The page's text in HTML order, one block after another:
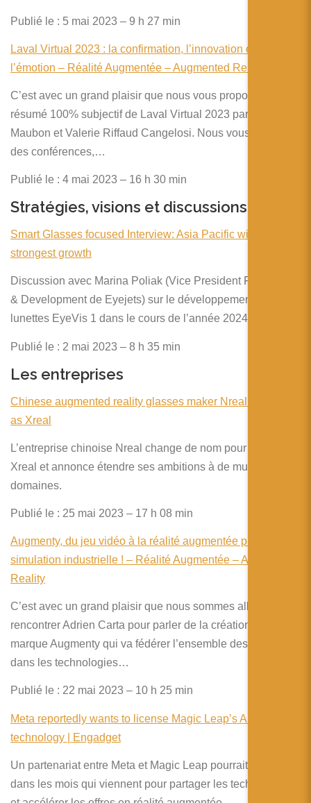
Publié le : 5 mai 2023 – 9 h 27 min
Laval Virtual 2023 : la confirmation, l’innovation et
l’émotion – Réalité Augmentée – Augmented Reality
C’est avec un grand plaisir que nous vous proposons un
résumé 100% subjectif de Laval Virtual 2023 par Grégory
Maubon et Valerie Riffaud Cangelosi. Nous vous y parlons
des conférences,…
Publié le : 4 mai 2023 – 16 h 30 min
Stratégies, visions et discussions
Smart Glasses focused Interview: Asia Pacific with
strongest growth
Discussion avec Marina Poliak (Vice President Research
& Development de Eyejets) sur le développement des
lunettes EyeVis 1 dans le cours de l’année 2024.
Publié le : 2 mai 2023 – 8 h 35 min
Les entreprises
Chinese augmented reality glasses maker Nreal rebrands
as Xreal
L’entreprise chinoise Nreal change de nom pour devenir
Xreal et annonce étendre ses ambitions à de multiples
domaines.
Publié le : 25 mai 2023 – 17 h 08 min
Augmenty, du jeu vidéo à la réalité augmentée puis à la
simulation industrielle ! – Réalité Augmentée – Augmented
Reality
C’est avec un grand plaisir que nous sommes allez
rencontrer Adrien Carta pour parler de la création de la
marque Augmenty qui va fédérer l’ensemble des activités
dans les technologies…
Publié le : 22 mai 2023 – 10 h 25 min
Meta reportedly wants to license Magic Leap’s AR
technology | Engadget
Un partenariat entre Meta et Magic Leap pourrait intervenir
dans les mois qui viennent pour partager les technologies